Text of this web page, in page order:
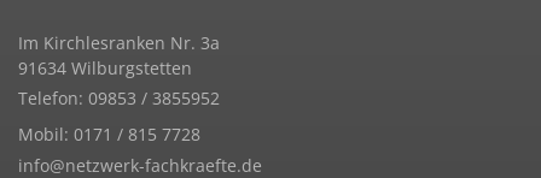
Im Kirchlesranken Nr. 3a
91634 Wilburgstetten
Telefon: 09853 / 3855952
Mobil: 0171 / 815 7728
info@netzwerk-fachkraefte.de